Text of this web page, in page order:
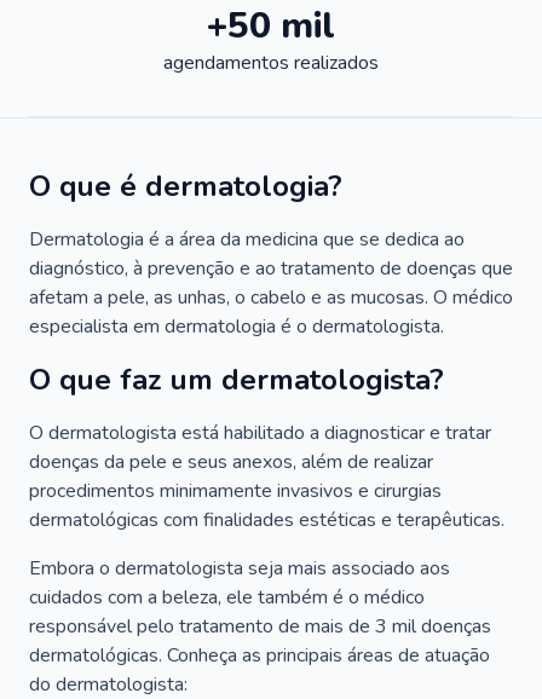
+50 mil
agendamentos realizados
O que é dermatologia?
Dermatologia é a área da medicina que se dedica ao
diagnóstico, à prevenção e ao tratamento de doenças que
afetam a pele, as unhas, o cabelo e as mucosas. O médico
especialista em dermatologia é o dermatologista.
O que faz um dermatologista?
O dermatologista está habilitado a diagnosticar e tratar
doenças da pele e seus anexos, além de realizar
procedimentos minimamente invasivos e cirurgias
dermatológicas com finalidades estéticas e terapêuticas.
Embora o dermatologista seja mais associado aos
cuidados com a beleza, ele também é o médico
responsável pelo tratamento de mais de 3 mil doenças
dermatológicas. Conheça as principais áreas de atuação
do dermatologista: